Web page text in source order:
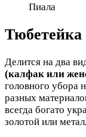
Пиала
Тюбетейка
Делится на два
(калфак или
головного убора
разных
всегда богато
золотой или